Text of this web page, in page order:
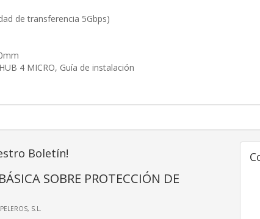
de transferencia 5Gbps)
4 MICRO, Guía de instalación
Boletín!
SOBRE PROTECCIÓN DE
S.L.